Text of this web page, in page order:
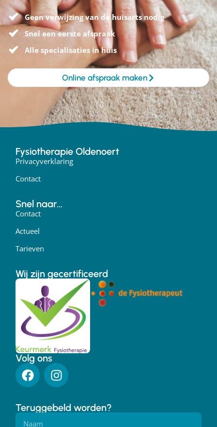
Geen verwijzing van de huisarts nodig
Snel een eerste afspraak
Alle specialisaties in huis
Online afspraak maken
Fysiotherapie Oldenoert
Privacyverklaring
Contact
Snel naar...
Contact
Actueel
Tarieven
Wij zijn gecertificeerd
Volg ons
Teruggebeld worden?